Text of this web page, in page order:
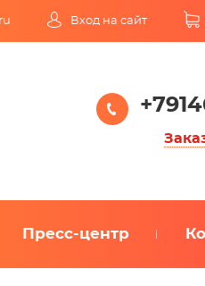
Вход на сайт
Пресс-центр